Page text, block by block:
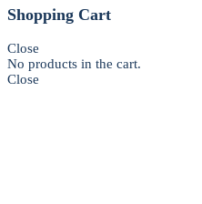
Shopping Cart
Close
No products in the cart.
Close